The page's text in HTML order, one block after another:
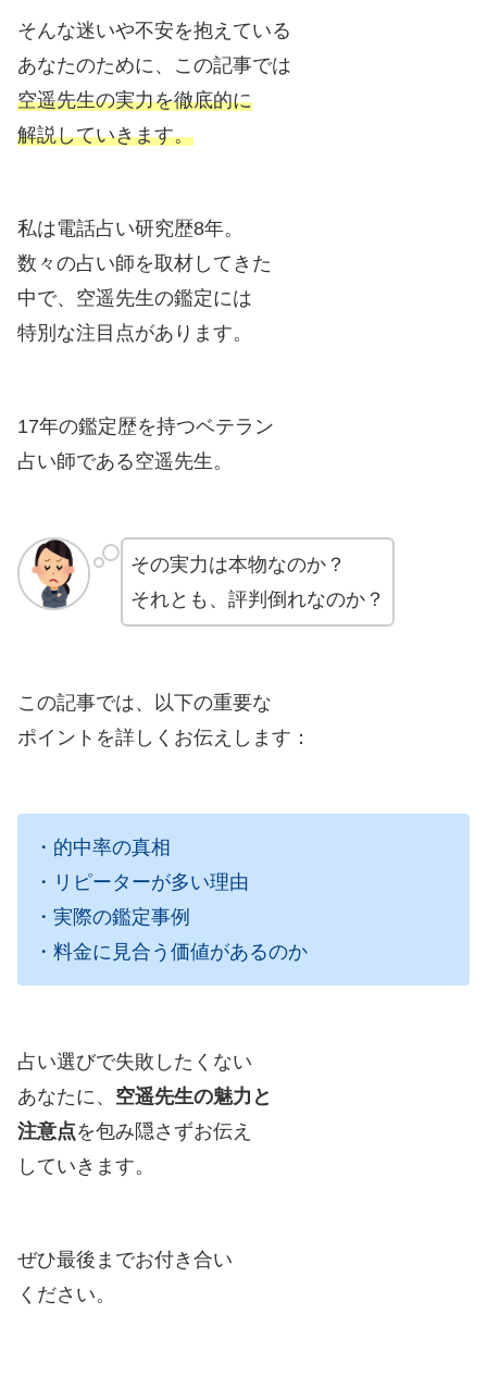
そんな迷いや不安を抱えている
あなたのために、この記事では
空遥先生の実力を徹底的に
解説していきます。
私は電話占い研究歴8年。
数々の占い師を取材してきた
中で、空遥先生の鑑定には
特別な注目点があります。
17年の鑑定歴を持つベテラン
占い師である空遥先生。
その実力は本物なのか？
それとも、評判倒れなのか？
この記事では、以下の重要な
ポイントを詳しくお伝えします：
・的中率の真相
・リピーターが多い理由
・実際の鑑定事例
・料金に見合う価値があるのか
占い選びで失敗したくない
あなたに、 空遥先生の魅力と
注意点を包み隠さずお伝え
していきます。
ぜひ最後までお付き合い
ください。